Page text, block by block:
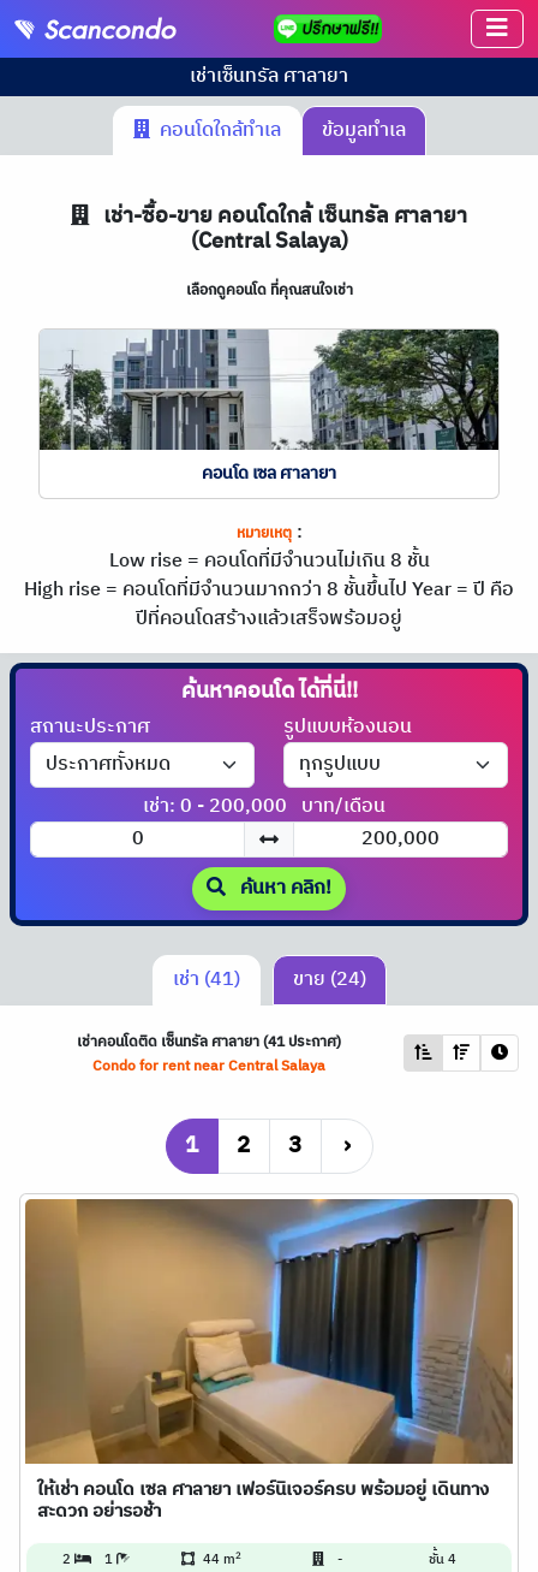
เช่าเซ็นทรัล ศาลายา
คอนโดใกล้ทำเล
ข้อมูลทำเล
เช่า-ซื้อ-ขาย คอนโดใกล้ เซ็นทรัล ศาลายา
(Central Salaya)
เลือกดูคอนโด ที่คุณสนใจเช่า
คอนโด เซล ศาลายา
หมายเหตุ:
Low rise = คอนโดที่มีจำนวนไม่เกิน 8 ชั้น
High rise = คอนโดที่มีจำนวนมากกว่า 8 ชั้นขึ้นไปYear = ปี คือ
ปีที่คอนโดสร้างแล้วเสร็จพร้อมอยู่
ค้นหาคอนโดได้ที่นี่!!
สถานะประกาศ รูปแบบห้องนอน
เช่า: 0 - 200,000 บาท/เดือน
ค้นหา คลิก!
เช่า (41) ขาย (24)
เช่าคอนโดติด เซ็นทรัล ศาลายา (41 ประกาศ)
Condo for rent near Central Salaya
1 2 3 ›
ให้เช่า คอนโด เซล ศาลายา เฟอร์นิเจอร์ครบ พร้อมอยู่ เดินทาง
สะดวก อย่ารอช้า
2 1 44 m2 - ชั้น 4